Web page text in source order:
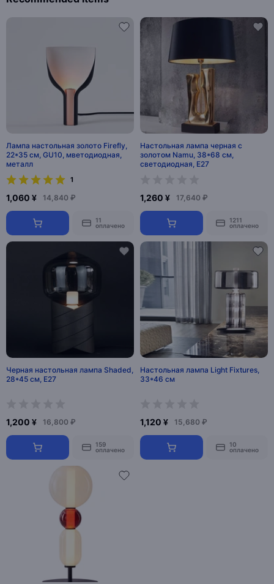
Лампа настольная золото Firefly,
22*35 см, GU10, мветодиодная,
металл
1
1,060 ¥ 14,840 ₽
11
оплачено
Настольная лампа черная с
золотом Namu, 38*68 см,
светодиодная, E27
1,260 ¥ 17,640 ₽
1211
оплачено
Черная настольная лампа Shaded,
28*45 см, E27
1,200 ¥ 16,800 ₽
159
оплачено
Настольная лампа Light Fixtures,
33*46 см
1,120 ¥ 15,680 ₽
10
оплачено